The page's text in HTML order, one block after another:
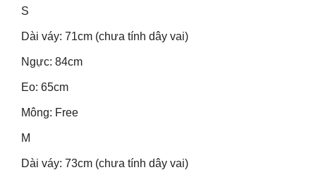
S
Dài váy: 71cm (chưa tính dây vai)
Ngực: 84cm
Eo: 65cm
Mông: Free
M
Dài váy: 73cm (chưa tính dây vai)